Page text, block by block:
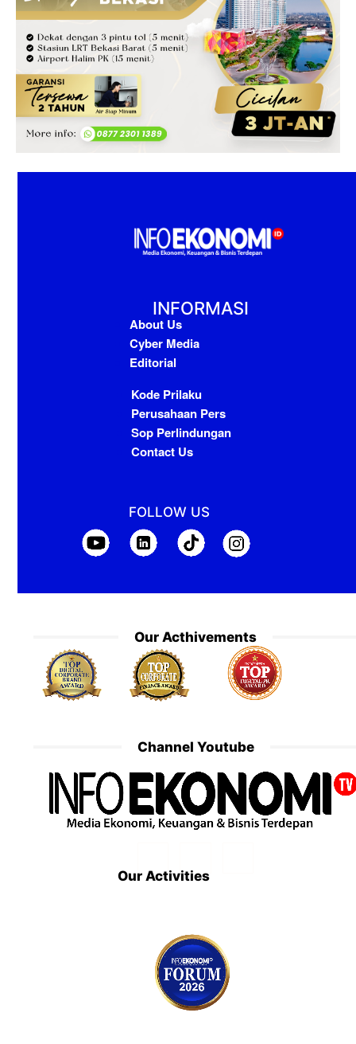
INFORMASI
About Us
Cyber Media
Editorial
Kode Prilaku
Perusahaan Pers
Sop Perlindungan
Contact Us
FOLLOW US
Our Acthivements
Channel Youtube
Our Activities